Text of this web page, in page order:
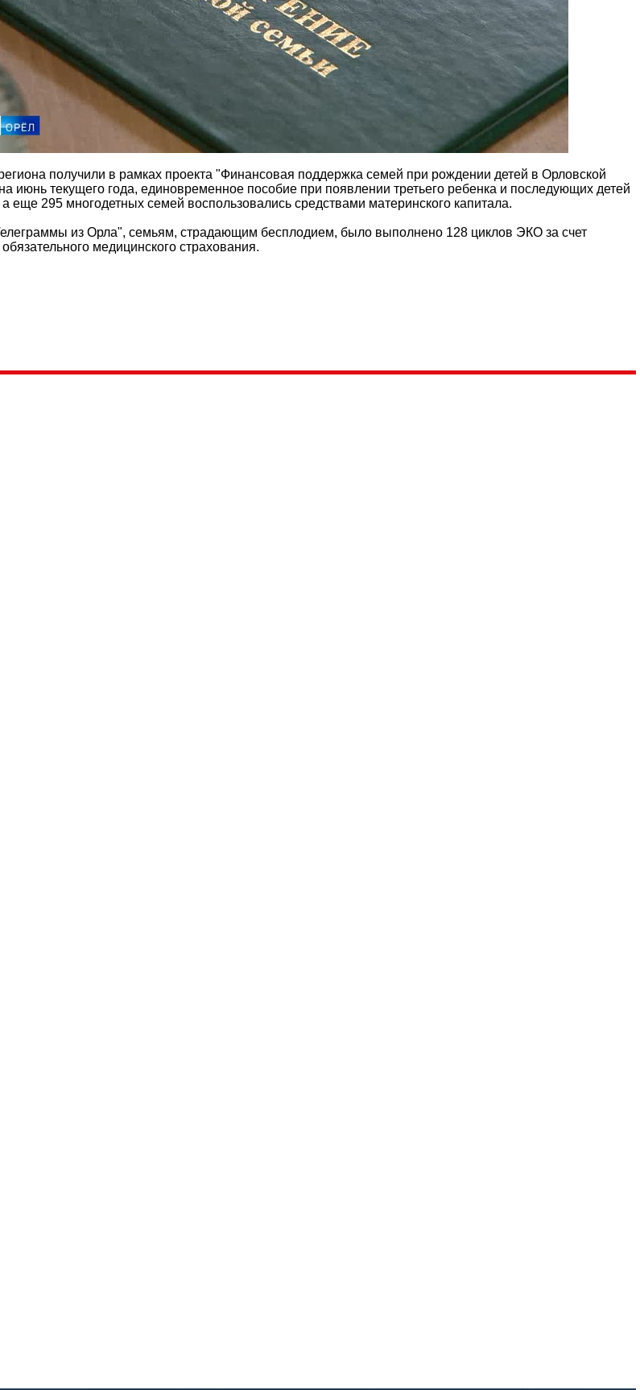
получили в рамках проекта "Финансовая поддержка семей при рождении детей в Орловской
июнь текущего года, единовременное пособие при появлении третьего ребенка и последующих детей
еще 295 многодетных семей воспользовались средствами материнского капитала.
из Орла", семьям, страдающим бесплодием, было выполнено 128 циклов ЭКО за счет
медицинского страхования.